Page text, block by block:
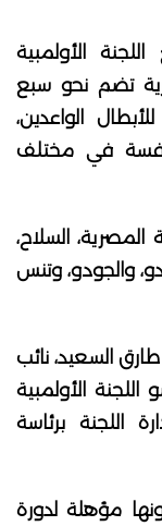
الأولمبية
تضم نحو سبع
الواعدين،
في مختلف
السلاح،
والجودو، وتنس
السعيد، نائب
الأولمبية
اللجنة برئاسة
مؤهلة لدورة